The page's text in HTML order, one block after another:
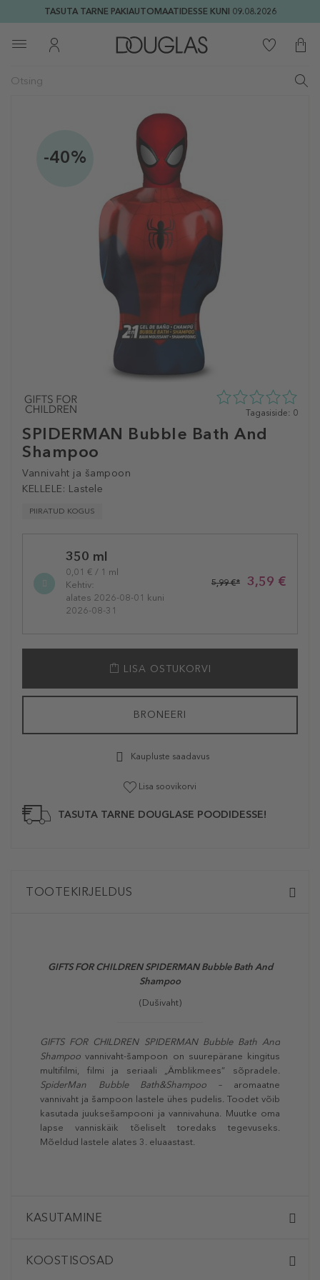
TASUTA TARNE PAKIAUTOMAATIDESSE KUNI 09.08.2026
-40%
SPIDERMAN Bubble Bath And
Shampoo
Vannivaht ja šampoon
KELLELE: Lastele
PIIRATUD KOGUS
0
5st
Tagasiside: 0
variation350 ml
0,01 € / 1 ml
Kehtiv:
alates 2026-08-01 kuni
2026-08-31
3,59 €
5,99 €*
LISA OSTUKORVI
BRONEERI
Kaupluste saadavus
Lisa soovikorvi
TASUTA TARNE DOUGLASE POODIDESSE!
TOOTEKIRJELDUS
GIFTS FOR CHILDREN SPIDERMAN Bubble Bath And
Shampoo
(Dušivaht)
GIFTS FOR CHILDREN SPIDERMAN Bubble Bath And
Shampoo vannivaht-šampoon on suurepärane kingitus
multifilmi, filmi ja seriaali „Ämblikmees” sõpradele.
SpiderMan Bubble Bath&Shampoo – aromaatne
vannivaht ja šampoon lastele ühes pudelis. Toodet võib
kasutada juuksešampooni ja vannivahuna. Muutke oma
lapse vanniskäik tõeliselt toredaks tegevuseks.
Mõeldud lastele alates 3. eluaastast.
KASUTAMINE
KOOSTISOSAD